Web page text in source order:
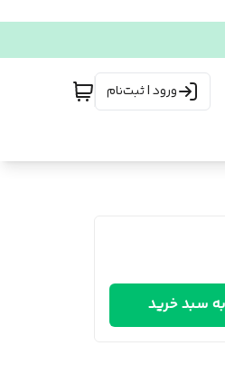
ورود | ثبت‌نام
سبد خرید